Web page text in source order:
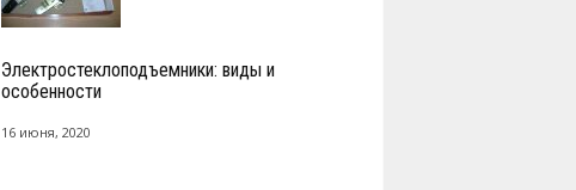
Электростеклоподъемники: виды и
особенности
16 июня, 2020